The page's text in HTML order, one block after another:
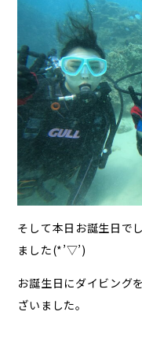
そして本日お誕生日で
ました(*’▽’)
お誕生日にダイビング
ざいました。